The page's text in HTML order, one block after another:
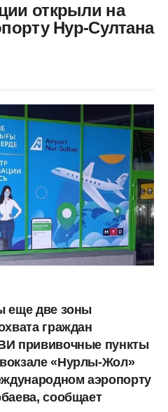
открыли на
Нур-Султана
еще две зоны
граждан
прививочные пункты
«Нурлы-Жол»
аэропорту
сообщает